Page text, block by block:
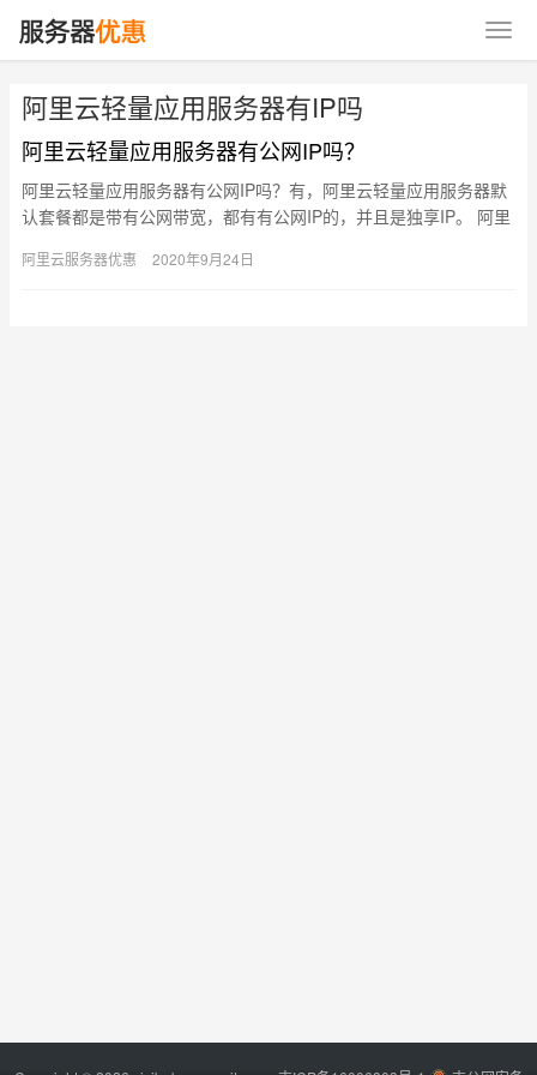
阿里云轻量应用服务器有IP吗
阿里云轻量应用服务器有公网IP吗？
阿里云轻量应用服务器有公网IP吗？有，阿里云轻量应用服务器默
认套餐都是带有公网带宽，都有有公网IP的，并且是独享IP。 阿里
阿里云服务器优惠 2020年9月24日